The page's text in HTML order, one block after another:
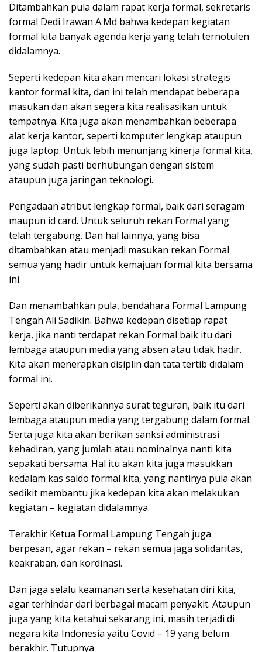
Ditambahkan pula dalam rapat kerja formal, sekretaris
formal Dedi Irawan A.Md bahwa kedepan kegiatan
formal kita banyak agenda kerja yang telah ternotulen
didalamnya.
Seperti kedepan kita akan mencari lokasi strategis
kantor formal kita, dan ini telah mendapat beberapa
masukan dan akan segera kita realisasikan untuk
tempatnya. Kita juga akan menambahkan beberapa
alat kerja kantor, seperti komputer lengkap ataupun
juga laptop. Untuk lebih menunjang kinerja formal kita,
yang sudah pasti berhubungan dengan sistem
ataupun juga jaringan teknologi.
Pengadaan atribut lengkap formal, baik dari seragam
maupun id card. Untuk seluruh rekan Formal yang
telah tergabung. Dan hal lainnya, yang bisa
ditambahkan atau menjadi masukan rekan Formal
semua yang hadir untuk kemajuan formal kita bersama
ini.
Dan menambahkan pula, bendahara Formal Lampung
Tengah Ali Sadikin. Bahwa kedepan disetiap rapat
kerja, jika nanti terdapat rekan Formal baik itu dari
lembaga ataupun media yang absen atau tidak hadir.
Kita akan menerapkan disiplin dan tata tertib didalam
formal ini.
Seperti akan diberikannya surat teguran, baik itu dari
lembaga ataupun media yang tergabung dalam formal.
Serta juga kita akan berikan sanksi administrasi
kehadiran, yang jumlah atau nominalnya nanti kita
sepakati bersama. Hal itu akan kita juga masukkan
kedalam kas saldo formal kita, yang nantinya pula akan
sedikit membantu jika kedepan kita akan melakukan
kegiatan – kegiatan didalamnya.
Terakhir Ketua Formal Lampung Tengah juga
berpesan, agar rekan – rekan semua jaga solidaritas,
keakraban, dan kordinasi.
Dan jaga selalu keamanan serta kesehatan diri kita,
agar terhindar dari berbagai macam penyakit. Ataupun
juga yang kita ketahui sekarang ini, masih terjadi di
negara kita Indonesia yaitu Covid – 19 yang belum
berakhir. Tutupnya